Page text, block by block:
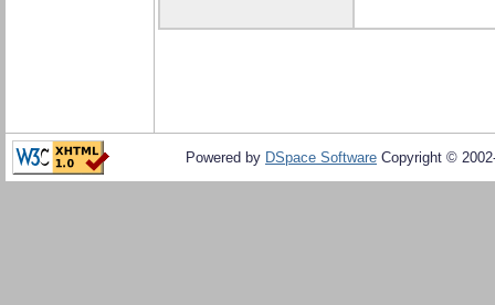
Powered by DSpace Software Copyright ©